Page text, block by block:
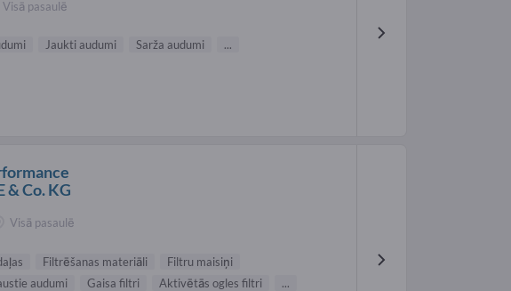
Visā pasaulē
Jaukti audumi Sarža audumi ...
& Co. KG
Visā pasaulē
Filtrēšanas materiāli
Filtru maisiņi
audumi Gaisa filtri Aktivētās ogles filtri ...